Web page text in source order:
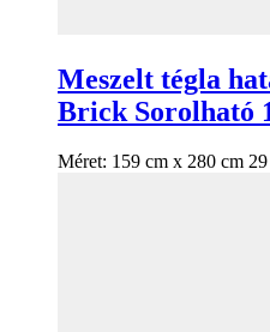
Meszelt tégla
Brick Sorolható
Méret: 159 cm x 280 cm